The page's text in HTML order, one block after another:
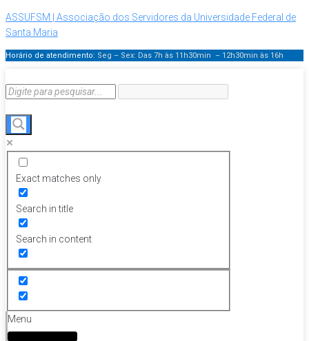
ASSUFSM | Associação dos Servidores da Universidade Federal de
Santa Maria
Horário de atendimento: Seg – Sex: Das 7h às 11h30min – 12h30min às 16h
Exact matches only
Search in title
Search in content
Menu